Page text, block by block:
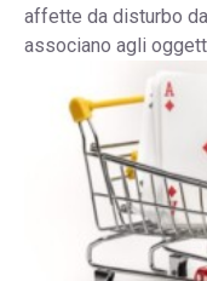
affette da disturbo
associano agli